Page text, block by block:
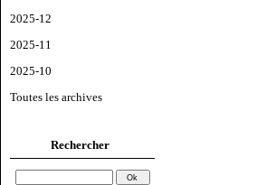
2025-12
2025-11
2025-10
Toutes les archives
Rechercher